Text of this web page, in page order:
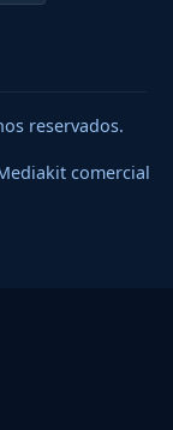
reservados.
comercial